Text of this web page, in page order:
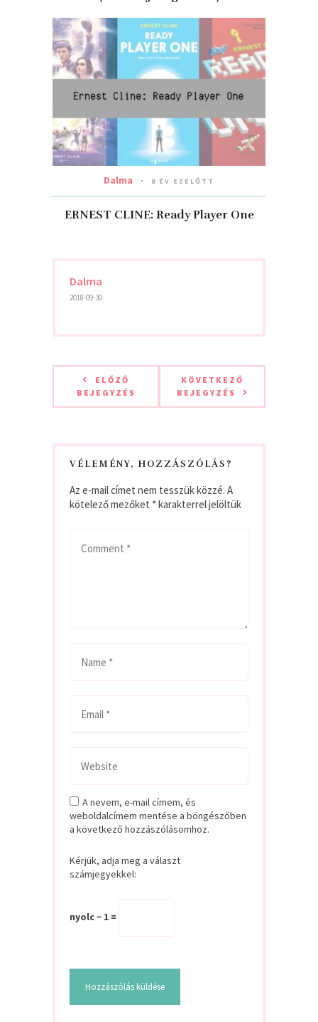
Dalma 8 ÉV EZELŐTT
ERNEST CLINE: Ready Player One
Dalma
2018-09-30
ELŐZŐ
BEJEGYZÉS
KÖVETKEZŐ
BEJEGYZÉS
VÉLEMÉNY, HOZZÁSZÓLÁS?
Az e-mail címet nem tesszük közzé. A
kötelező mezőket *karakterrel jelöltük
A nevem, e-mail címem, és
weboldalcímem mentése a böngészőben
a következő hozzászólásomhoz.
Kérjük, adja meg a választ
számjegyekkel:
nyolc − 1 =